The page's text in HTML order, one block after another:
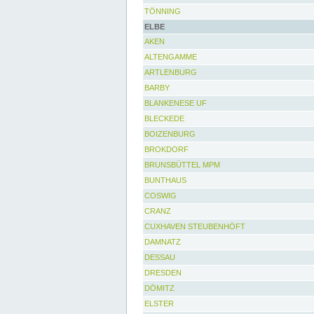
TÖNNING
ELBE
AKEN
ALTENGAMME
ARTLENBURG
BARBY
BLANKENESE UF
BLECKEDE
BOIZENBURG
BROKDORF
BRUNSBÜTTEL MPM
BUNTHAUS
COSWIG
CRANZ
CUXHAVEN STEUBENHÖFT
DAMNATZ
DESSAU
DRESDEN
DÖMITZ
ELSTER